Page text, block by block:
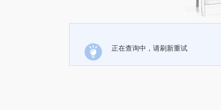
正在查询中，请刷新重试